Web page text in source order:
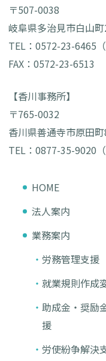
〒507-0038
岐阜県多治見市白山
TEL：0572-23-6465（
FAX：0572-23-6513
【香川事務所】
〒765-0032
香川県善通寺市原田
TEL：0877-35-9020（
HOME
法人案内
業務案内
労務管理支援
就業規則作成
助成金・奨励
援
労使紛争解決